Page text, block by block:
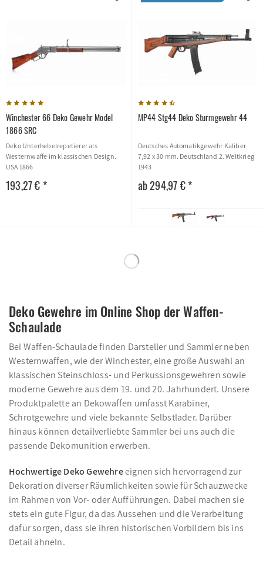
Winchester 66 Deko Gewehr Model
1866 SRC
Deko Unterhebelrepetierer als
Westernwaffe im klassischen Design.
USA 1866
193,27 € *
MP44 Stg44 Deko Sturmgewehr 44
Deutsches Automatikgewehr Kaliber
7,92 x 30 mm. Deutschland 2. Weltkrieg
1943
ab 294,97 € *
Deko Gewehre im Online Shop der Waffen-
Schaulade
Bei Waffen-Schaulade finden Darsteller und Sammler neben
Westernwaffen, wie der Winchester, eine große Auswahl an
klassischen Steinschloss- und Perkussionsgewehren sowie
moderne Gewehre aus dem 19. und 20. Jahrhundert. Unsere
Produktpalette an Dekowaffen umfasst Karabiner,
Schrotgewehre und viele bekannte Selbstlader. Darüber
hinaus können detailverliebte Sammler bei uns auch die
passende Dekomunition erwerben.
Hochwertige Deko Gewehreeignen sich hervorragend zur
Dekoration diverser Räumlichkeiten sowie für Schauzwecke
im Rahmen von Vor- oder Aufführungen. Dabei machen sie
stets ein gute Figur, da das Aussehen und die Verarbeitung
dafür sorgen, dass sie ihren historischen Vorbildern bis ins
Detail ähneln.